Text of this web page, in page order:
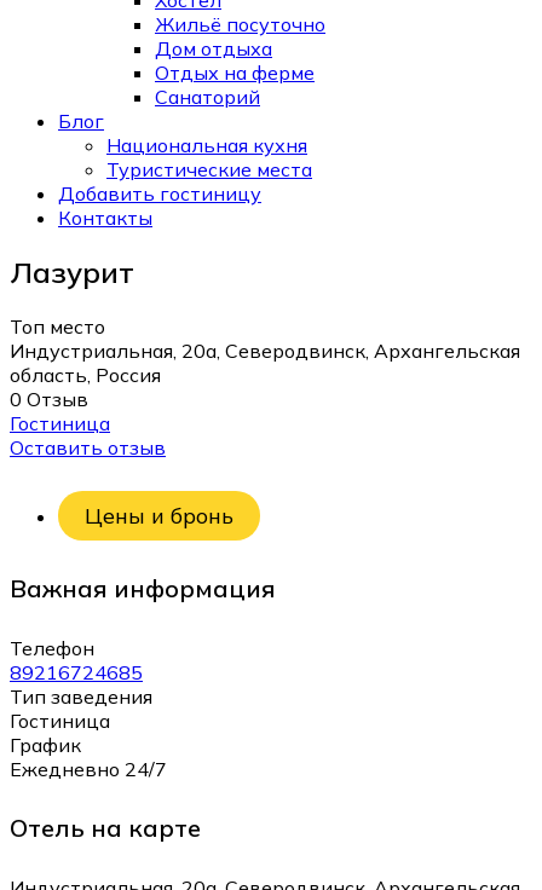
Жильё посуточно
Дом отдыха
Отдых на ферме
Санаторий
Блог
Национальная кухня
Туристические места
Добавить гостиницу
Контакты
Лазурит
Топ место
Индустриальная, 20а, Северодвинск, Архангельская
область, Россия
0 Отзыв
Гостиница
Оставить отзыв
Цены и бронь
Важная информация
Телефон
89216724685
Тип заведения
Гостиница
График
Ежедневно 24/7
Отель на карте